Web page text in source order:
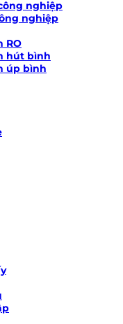
nghiệp
nghiệp
RO
hút bình
úp bình